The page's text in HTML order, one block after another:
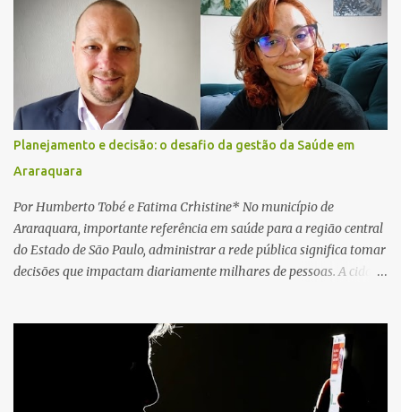
relatos de que havia um condutor inconsciente dentro de um
caminhão. Equipes de resgate foram rapidamente deslocadas ao
local e encontraram a vítima em parada cardiorrespiratória. Os
socorristas iniciaram imediatamente as manobras de reanimação
cardiopulmonar (RCP), porém, apesar de todos os esforços, o
motorista não respondeu aos procedimentos. Às 17h03, médicos
da Unidade de Suporte Avançado constataram o óbito da vítima.
Fonte: São Carlos Agora
Planejamento e decisão: o desafio da gestão da Saúde em
Araraquara
Por Humberto Tobé e Fatima Crhistine* No município de
Araraquara, importante referência em saúde para a região central
do Estado de São Paulo, administrar a rede pública significa tomar
decisões que impactam diariamente milhares de pessoas. A cidade
município, mas também de diversas cidades do entorno,
ampliando significativamente a responsabilidade da gestão sobre
o Sistema Único de Saúde (SUS). Nos últimos anos, o Governo
Federal tem ampliado investimentos destinados ao fortalecimento